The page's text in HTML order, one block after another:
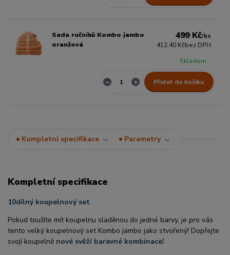
Sada ručníků Kombo jambo
oranžová
499 Kč/ks
412,40 Kčbez DPH
Skladem
Přidat do košíku
Kompletní specifikace Parametry
Kompletní specifikace
10dílný koupelnový set
Pokud toužíte mít koupelnu sladěnou do jedné barvy, je pro vás
tento velký koupelnový set Kombo jambo jako stvořený! Dopřejte
svojí koupelně nové svěží barevné kombinace!